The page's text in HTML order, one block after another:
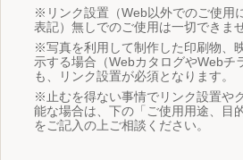
※リンク設置（Web以外でのご使用
表記）無しでのご使用は一切できませ
※写真を利用して制作した印刷物、
示する場合（WebカタログやWebチ
も、リンク設置が必須となります。
※止むを得ない事情でリンク設置や
能な場合は、下の「ご使用用途、目
をご記入の上ご相談ください。